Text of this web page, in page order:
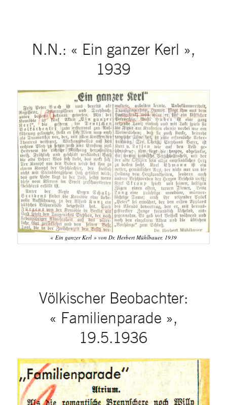
N.N.: « Ein ganzer Kerl »,
1939
« Ein ganzer Kerl » von Dr. Herbert Mühlbauer, 1939
Völkischer Beobachter:
« Familienparade »,
19.5.1936